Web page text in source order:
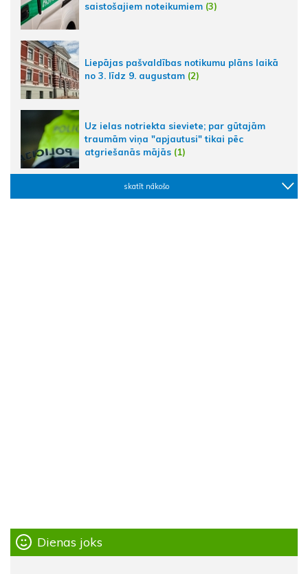
saistošajiem noteikumiem (3)
Liepājas pašvaldības notikumu plāns laikā
no 3. līdz 9. augustam (2)
Uz ielas notriekta sieviete; par gūtajām
traumām viņa "apjautusi" tikai pēc
atgriešanās mājās (1)
skatīt nākošo
Dienas joks